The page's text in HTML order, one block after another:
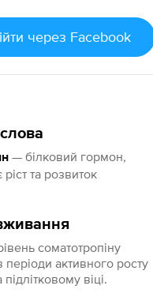
через Facebook
— білковий гормон,
та розвиток
соматотропіну
періоди активного росту
підлітковому віці.